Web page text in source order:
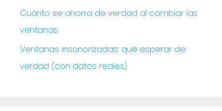
Cuánto se ahorra de verdad al cambiar las
ventanas
Ventanas insonorizadas: qué esperar de
verdad (con datos reales)